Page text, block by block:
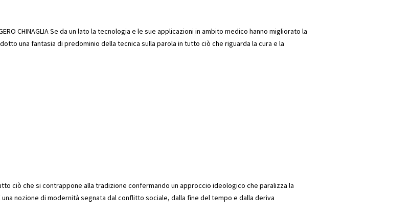
CHINAGLIA Se da un lato la tecnologia e le sue applicazioni in ambito medico hanno migliorato la
una fantasia di predominio della tecnica sulla parola in tutto ciò che riguarda la cura e la
ciò che si contrappone alla tradizione confermando un approccio ideologico che paralizza la
nozione di modernità segnata dal conflitto sociale, dalla fine del tempo e dalla deriva